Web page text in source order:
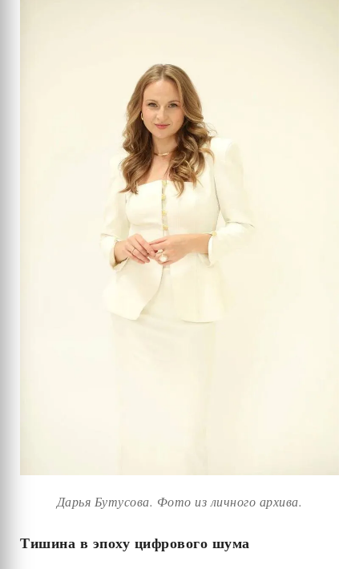
Дарья Бутусова. Фото из личного архива.
Тишина в эпоху цифрового шума